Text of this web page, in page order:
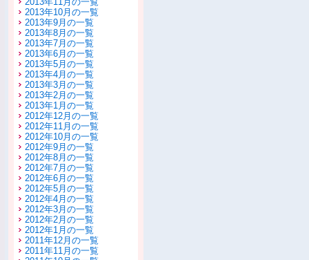
2013年10月の一覧
2013年9月の一覧
2013年8月の一覧
2013年7月の一覧
2013年6月の一覧
2013年5月の一覧
2013年4月の一覧
2013年3月の一覧
2013年2月の一覧
2013年1月の一覧
2012年12月の一覧
2012年11月の一覧
2012年10月の一覧
2012年9月の一覧
2012年8月の一覧
2012年7月の一覧
2012年6月の一覧
2012年5月の一覧
2012年4月の一覧
2012年3月の一覧
2012年2月の一覧
2012年1月の一覧
2011年12月の一覧
2011年11月の一覧